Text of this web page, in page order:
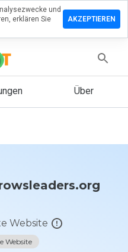
Über
Website
Website
und
erklären Sie
AKZEPTIEREN